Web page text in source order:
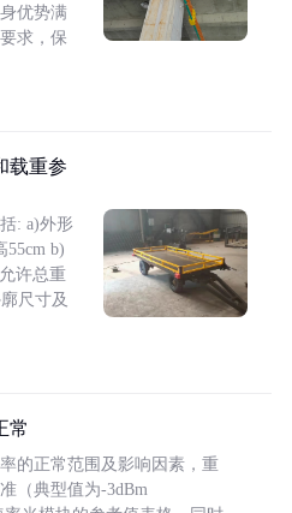
优势满
求，保
载重参
: a)外形
55cm b)
许总重
尺寸及
常
的正常范围及影响因素，重
（典型值为-3dBm